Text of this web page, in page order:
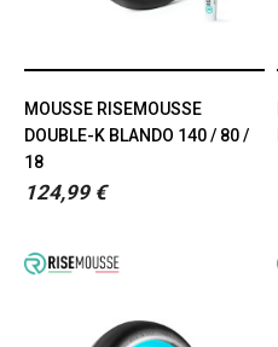
MOUSSE RISEMOUSSE
DOUBLE-K BLANDO 140 / 80 /
18
124,99 €